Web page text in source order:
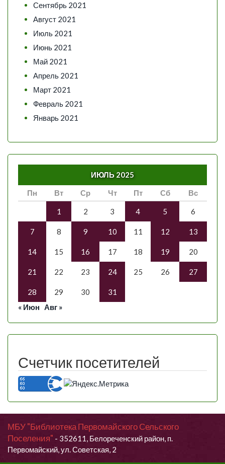
Сентябрь 2021
Август 2021
Июль 2021
Июнь 2021
Май 2021
Апрель 2021
Март 2021
Февраль 2021
Январь 2021
ИЮЛЬ 2025
Пн
Вт Ср Чт Пт Сб Вс
1 2 3 4 5 6
7 8 9 10 11 12 13
14 15 16 17 18 19 20
21 22 23 24 25 26 27
28 29 30
31
« Июн
Авг »
Счетчик посетителей
МБУ "Библиотека Первомайского Сельского
Поселения" - 352611, Белореченский район, п.
Первомайский, ул. Советская, 2